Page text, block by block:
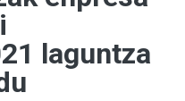
laguntza